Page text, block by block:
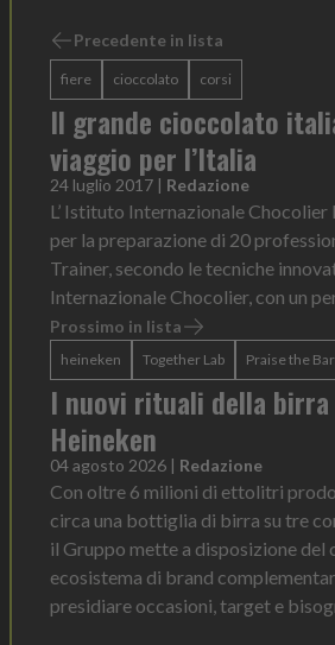
Precedente in lista
fiere cioccolato corsi
Il grande cioccolato
viaggio per l’Italia
24 luglio 2017 | Redazione
L’ Istituto Internazionale Chocolier
per la preparazione di 20
Trainer, secondo le tecniche
Internazionale Chocolier, con un
Prossimo in lista
heineken Together Lab Praise the Bar
I nuovi rituali della birra
Heineken
04 agosto 2026 | Redazione
Con oltre 6 milioni di ettolitri
circa una bottiglia di birra su tre
il Gruppo mette a disposizione del
ecosistema di brand
presidiare occasioni, target e